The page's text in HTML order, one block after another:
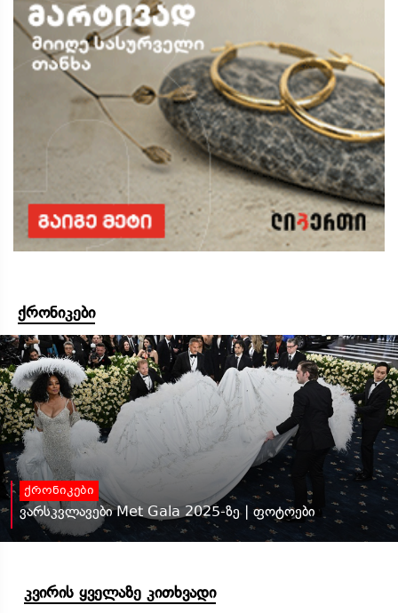
ქრონიკები
ქრონიკები
ვარსკვლავები Met Gala 2025-ზე | ფოტოები
კვირის ყველაზე კითხვადი